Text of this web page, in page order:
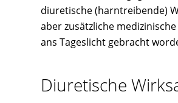
diuretische (harntreibende)
aber zusätzliche
ans Tageslicht gebracht
Diuretische